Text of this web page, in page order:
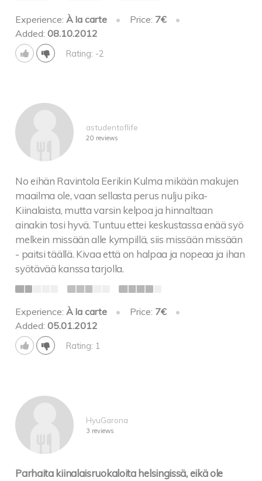
Experience:À la carte • Price: 7€
•
Added:08.10.2012
Rating: -2
astudentoflife
20 reviews
No eihän Ravintola Eerikin Kulma mikään makujen
maailma ole, vaan sellasta perus nulju pika-
Kiinalaista, mutta varsin kelpoa ja hinnaltaan
ainakin tosi hyvä. Tuntuu ettei keskustassa enää syö
melkein missään alle kympillä, siis missään missään
- paitsi täällä. Kivaa että on halpaa ja nopeaa ja ihan
syötävää kanssa tarjolla.
Experience:À la carte • Price: 7€
•
Added:05.01.2012
Rating: 1
HyuGarona
3 reviews
Parhaita kiinalaisruokaloita helsingissä, eikä ole